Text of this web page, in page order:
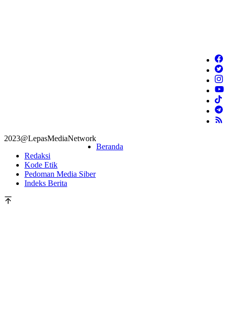
2023@LepasMediaNetwork
Beranda
Redaksi
Kode Etik
Pedoman Media Siber
Indeks Berita